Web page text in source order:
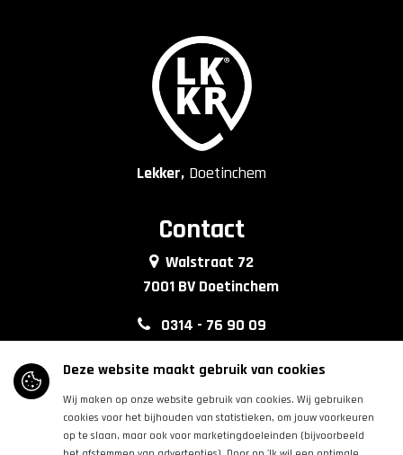
Lekker, Doetinchem
Contact
Walstraat 72
7001 BV Doetinchem
0314 - 76 90 09
info@lkkrdoetinchem.nl
Volg ons
Deze website maakt gebruik van cookies
Wij maken op onze website gebruik van cookies. Wij gebruiken
cookies voor het bijhouden van statistieken, om jouw voorkeuren
op te slaan, maar ook voor marketingdoeleinden (bijvoorbeeld